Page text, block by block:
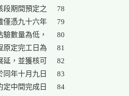
段期間預定之
僅憑九十六年
數量為低，
原定完工日為
，並獲核可
同年十月九日
定中間完成日
78
79
80
81
82
83
84